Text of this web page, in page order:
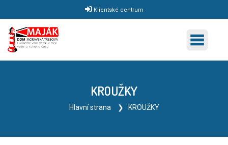
Klientské centrum
KROUŽKY
Hlavní strana KROUŽKY